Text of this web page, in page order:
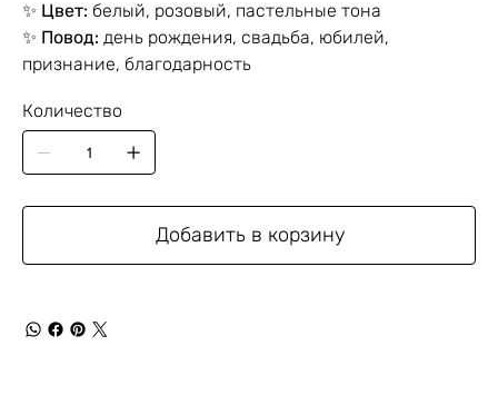
✨ Цвет: белый, розовый, пастельные тона
✨ Повод: день рождения, свадьба, юбилей,
признание, благодарность
Количество
Добавить в корзину